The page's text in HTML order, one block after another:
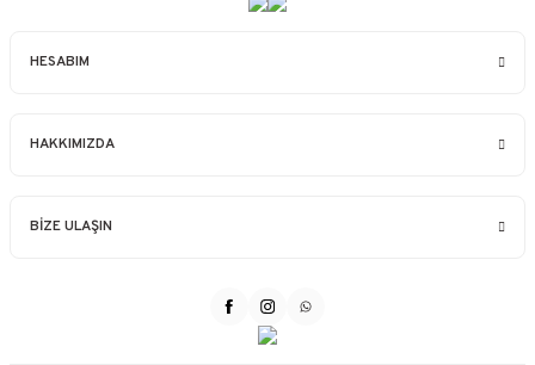
HESABIM
HAKKIMIZDA
BİZE ULAŞIN